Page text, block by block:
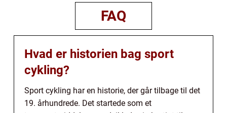
FAQ
Hvad er historien bag sport
cykling?
Sport cykling har en historie, der går tilbage til det
19. århundrede. Det startede som et